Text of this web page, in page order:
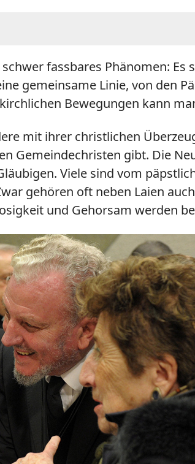
fassbares Phänomen:
gemeinsame Linie, von den
Bewegungen kann
mit ihrer christlichen
Gemeindechristen gibt. Die
Viele sind vom
gehören oft neben Laien
und Gehorsam werden